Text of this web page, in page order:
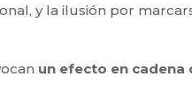
y la ilusión por
un efecto en cadena